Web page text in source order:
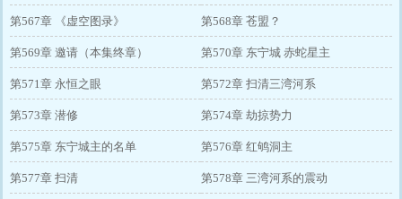
第567章 《虚空图录》 第568章 苍盟？
第569章 邀请（本集终章） 第570章 东宁城 赤蛇星主
第571章 永恒之眼 第572章 扫清三湾河系
第573章 潜修 第574章 劫掠势力
第575章 东宁城主的名单 第576章 红鸲洞主
第577章 扫清 第578章 三湾河系的震动